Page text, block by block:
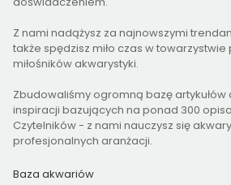
Z nami nadążysz za najnowszymi
także spędzisz miło czas w
miłośników akwarystyki.
Zbudowaliśmy ogromną bazę artykułów
inspiracji bazujących na ponad 300
Czytelników - z nami nauczysz się
profesjonalnych aranżacji.
Baza akwariów